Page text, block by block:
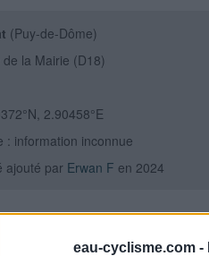
eau-cyclisme.com -
(Puy-de-Dôme)
de la Mairie (D18)
2.90458°E
: information inconnue
ajouté par Erwan F en 2024